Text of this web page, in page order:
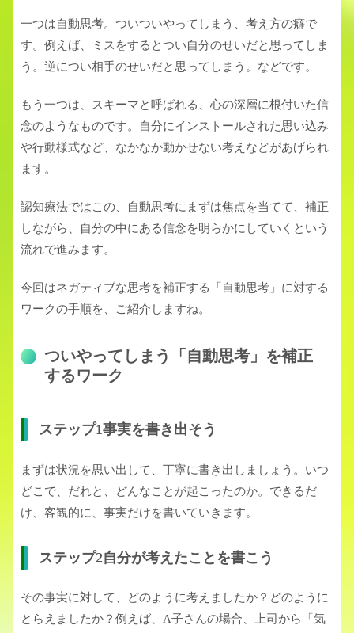
一つは自動思考。ついついやってしまう、考え方の癖で
す。例えば、ミスをするとつい自分のせいだと思ってしま
う。逆につい相手のせいだと思ってしまう。などです。
もう一つは、スキーマと呼ばれる、心の深層に根付いた信
念のようなものです。自分にインストールされた思い込み
や行動様式など、なかなか動かせない考えなどがあげられ
ます。
認知療法ではこの、自動思考にまずは焦点を当てて、補正
しながら、自分の中にある信念を明らかにしていくという
流れで進みます。
今回はネガティブな思考を補正する「自動思考」に対する
ワークの手順を、ご紹介しますね。
ついやってしまう「自動思考」を補正
するワーク
ステップ1事実を書き出そう
まずは状況を思い出して、丁寧に書き出しましょう。いつ
どこで、だれと、どんなことが起こったのか。できるだ
け、客観的に、事実だけを書いていきます。
ステップ2自分が考えたことを書こう
その事実に対して、どのように考えましたか？どのように
とらえましたか？例えば、A子さんの場合、上司から「気